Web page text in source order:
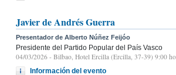
Javier de Andrés Guerra
Presentador de Alberto Núñez Feijóo
Presidente del Partido Popular del País Vasco
04/03/2026 - Bilbao, Hotel Ercilla (Ercilla, 37-39) 9:00
Información del evento